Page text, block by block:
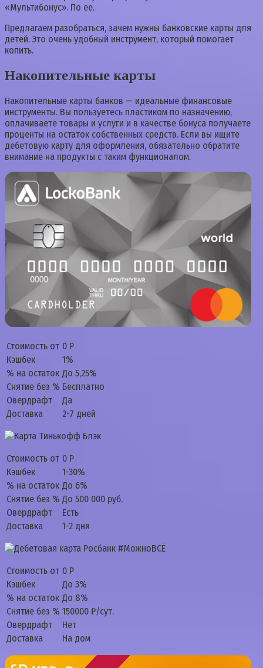
«Мультибонус». По ее.
Предлагаем разобраться, зачем нужны банковские карты для
детей. Это очень удобный инструмент, который помогает
копить.
Накопительные карты
Накопительные карты банков — идеальные финансовые
инструменты. Вы пользуетесь пластиком по назначению,
оплачиваете товары и услуги и в качестве бонуса получаете
проценты на остаток собственных средств. Если вы ищите
дебетовую карту для оформления, обязательно обратите
внимание на продукты с таким функционалом.
Стоимость от 0 Р
Кэшбек
1%
% на остаток До 5,25%
Снятие без % Бесплатно
Овердрафт
Да
Доставка
2-7 дней
Стоимость от 0 Р
Кэшбек
1-30%
% на остаток До 6%
Снятие без % До 500 000 руб.
Овердрафт
Есть
Доставка
1-2 дня
Стоимость от 0 Р
Кэшбек
До 3%
% на остаток До 8%
Снятие без % 150000 ₽/сут.
Овердрафт
Нет
Доставка
На дом